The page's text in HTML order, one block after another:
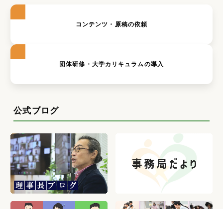
コンテンツ・原稿の依頼
団体研修・大学カリキュラムの導入
公式ブログ